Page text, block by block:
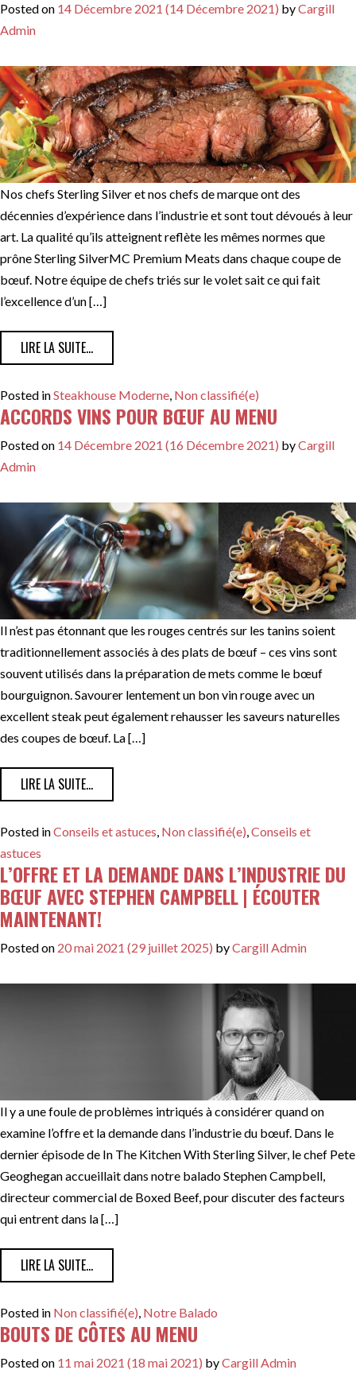
Posted on 14 Décembre 2021 (14 Décembre 2021) byCargill
Admin
Nos chefs Sterling Silver et nos chefs de marque ont des
décennies d’expérience dans l’industrie et sont tout dévoués à leur
art. La qualité qu’ils atteignent reflète les mêmes normes que
prône Sterling SilverMC Premium Meats dans chaque coupe de
bœuf. Notre équipe de chefs triés sur le volet sait ce qui fait
l’excellence d’un […]
LIRE LA SUITE…FROM NOS CHEFS CHOISISSENT LEURS COUPES DE
Posted inSteakhouse Moderne, Non classifié(e)
ACCORDS VINS POUR BŒUF AU MENU
Posted on 14 Décembre 2021 (16 Décembre 2021) byCargill
Admin
Il n’est pas étonnant que les rouges centrés sur les tanins soient
traditionnellement associés à des plats de bœuf – ces vins sont
souvent utilisés dans la préparation de mets comme le bœuf
bourguignon. Savourer lentement un bon vin rouge avec un
excellent steak peut également rehausser les saveurs naturelles
des coupes de bœuf. La […]
LIRE LA SUITE…FROM ACCORDS VINS POUR BŒUF AU MENU
Posted inConseils et astuces, Non classifié(e),Conseils et
astuces
L’OFFRE ET LA DEMANDE DANS L’INDUSTRIE DU
BŒUF AVEC STEPHEN CAMPBELL | ÉCOUTER
MAINTENANT!
Posted on 20 mai 2021 (29 juillet 2025) byCargill Admin
Il y a une foule de problèmes intriqués à considérer quand on
examine l’offre et la demande dans l’industrie du bœuf. Dans le
dernier épisode de In The Kitchen With Sterling Silver, le chef Pete
Geoghegan accueillait dans notre balado Stephen Campbell,
directeur commercial de Boxed Beef, pour discuter des facteurs
qui entrent dans la […]
LIRE LA SUITE…
Posted in Non classifié(e) Notre Balado
BOUTS DE CÔTES AU MENU
Posted on 11 mai 2021 (18 mai 2021) byCargill Admin